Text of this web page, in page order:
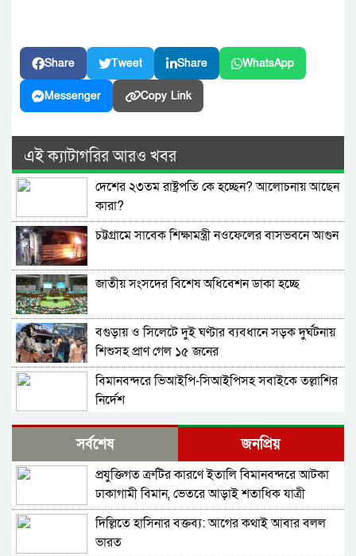
Share Tweet Share WhatsApp
Messenger Copy Link
এই ক্যাটাগরির আরও খবর
দেশের ২৩তম রাষ্ট্রপতি কে হচ্ছেন? আলোচনায় আছেন
কারা?
চট্টগ্রামে সাবেক শিক্ষামন্ত্রী নওফেলের বাসভবনে আগুন
জাতীয় সংসদের বিশেষ অধিবেশন ডাকা হচ্ছে
বগুড়ায় ও সিলেটে দুই ঘণ্টার ব্যবধানে সড়ক দুর্ঘটনায়
শিশুসহ প্রাণ গেল ১৫ জনের
বিমানবন্দরে ভিআইপি-সিআইপিসহ সবাইকে তল্লাশির
নির্দেশ
বিটিভির মহাপরিচালক হলেন কাজী জেসিন
র‍্যাব বিলুপ্ত করে আনা হচ্ছে নতুন বাহিনী
ভারত সফরের সিদ্ধান্ত প্রধানমন্ত্রী নেবেন: পররাষ্ট্র
প্রতিমন্ত্রী
সর্বশেষ জনপ্রিয়
প্রযুক্তিগত ত্রুটির কারণে ইতালি বিমানবন্দরে আটকা
ঢাকাগামী বিমান, ভেতরে আড়াই শতাধিক যাত্রী
দিল্লিতে হাসিনার বক্তব্য: আগের কথাই আবার বলল
ভারত